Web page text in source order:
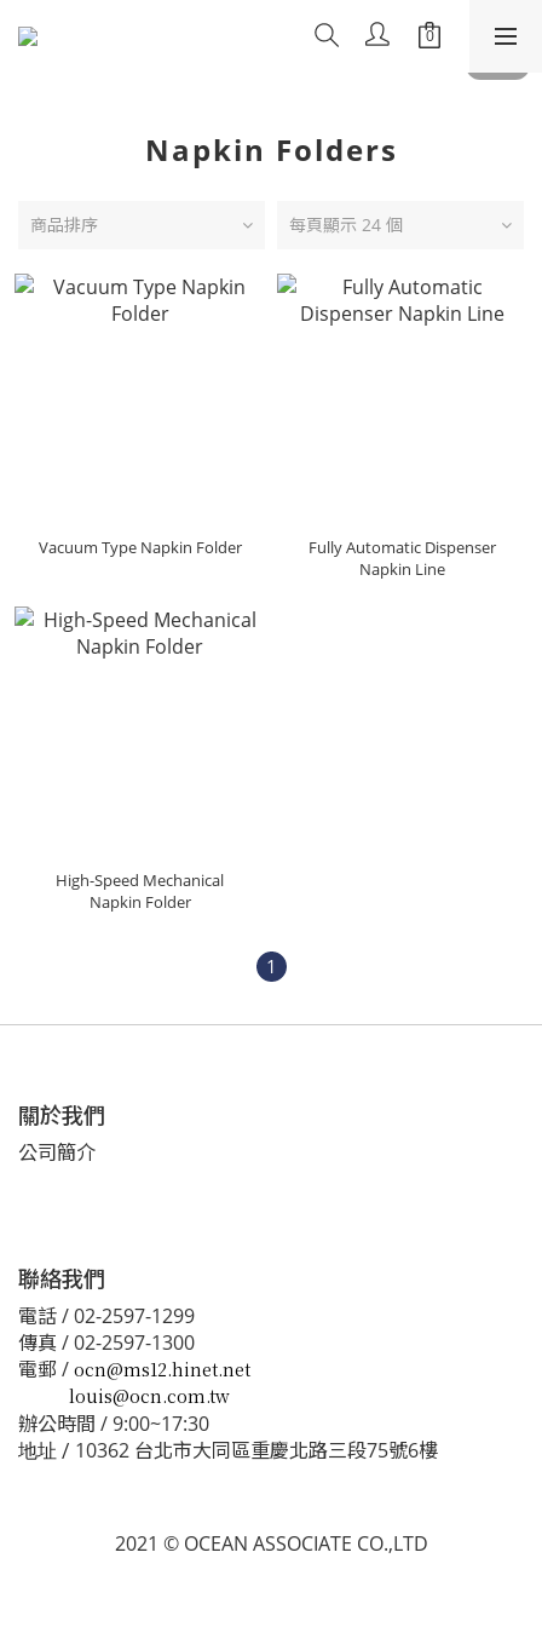
Napkin Folders
商品排序 每頁顯示 24 個
Vacuum Type Napkin Folder
Fully Automatic Dispenser
Napkin Line
High-Speed Mechanical
Napkin Folder
1
關於我們
公司簡介
聯絡我們
電話 / 02-2597-1299
傳真 / 02-2597-1300
電郵 / ocn@ms12.hinet.net
louis@ocn.com.tw
辦公時間 / 9:00~17:30
地址 / 10362 台北市大同區重慶北路三段75號6樓
2021 © OCEAN ASSOCIATE CO.,LTD